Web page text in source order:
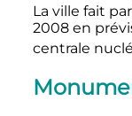
La ville fait
2008 en
centrale